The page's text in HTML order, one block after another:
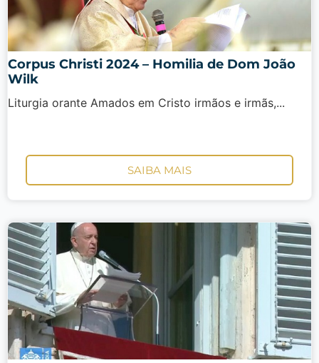
Corpus Christi 2024 – Homilia de Dom João
Wilk
Liturgia orante Amados em Cristo irmãos e irmãs,...
SAIBA MAIS